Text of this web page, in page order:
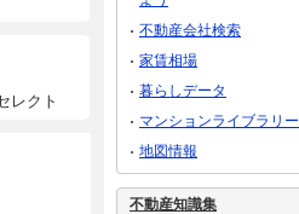
レクト
不動産会社検索
家賃相場
暮らしデータ
マンションライブラリー
地図情報
不動産知識集